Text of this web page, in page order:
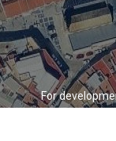
For